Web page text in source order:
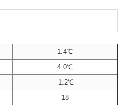
1.4℃
4.0℃
-1.2℃
18